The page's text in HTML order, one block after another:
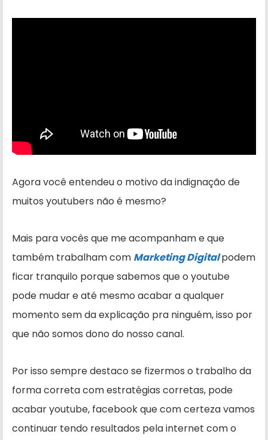
Agora você entendeu o motivo da indignação de
muitos youtubers não é mesmo?
Mais para vocês que me acompanham e que
também trabalham com Marketing Digitalpodem
ficar tranquilo porque sabemos que o youtube
pode mudar e até mesmo acabar a qualquer
momento sem da explicação pra ninguém, isso por
que não somos dono do nosso canal.
Por isso sempre destaco se fizermos o trabalho da
forma correta com estratégias corretas, pode
acabar youtube, facebook que com certeza vamos
continuar tendo resultados pela internet com o